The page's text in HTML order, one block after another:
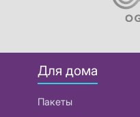
Для дома
Пакеты